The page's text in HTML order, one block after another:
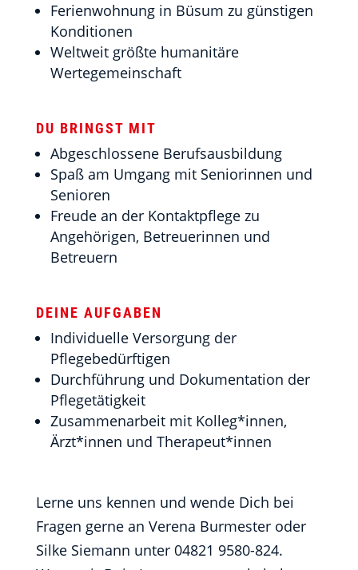
Ferienwohnung in Büsum zu günstigen
Konditionen
Weltweit größte humanitäre
Wertegemeinschaft
DU BRINGST MIT
Abgeschlossene Berufsausbildung
Spaß am Umgang mit Seniorinnen und
Senioren
Freude an der Kontaktpflege zu
Angehörigen, Betreuerinnen und
Betreuern
DEINE AUFGABEN
Individuelle Versorgung der
Pflegebedürftigen
Durchführung und Dokumentation der
Pflegetätigkeit
Zusammenarbeit mit Kolleg*innen,
Ärzt*innen und Therapeut*innen
Lerne uns kennen und wende Dich bei
Fragen gerne an Verena Burmester oder
Silke Siemann unter 04821 9580-824.